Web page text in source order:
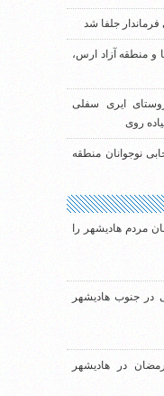
جلفا شد
منطقه آزاد ارس،
ایری سفلی
روی
نوجوانان منطقه
مردم هادیشهر را
جنوب هادیشهر
در هادیشهر